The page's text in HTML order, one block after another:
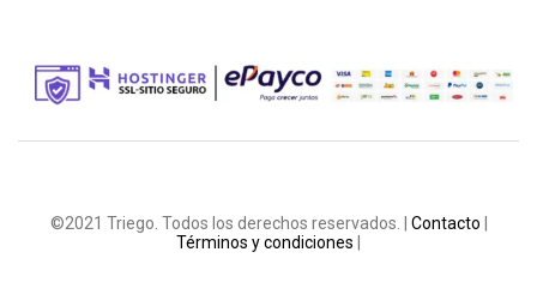
©2021 Triego. Todos los derechos reservados. | Contacto
Términos y condiciones